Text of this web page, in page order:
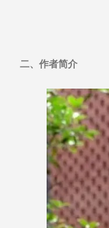
二、作者简介